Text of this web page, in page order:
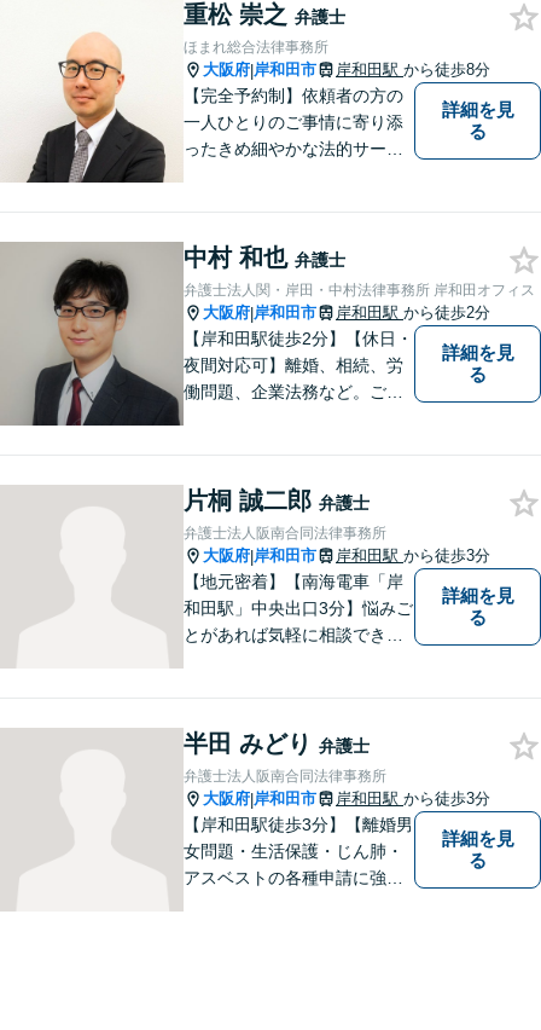
重松 崇之 弁護士
ほまれ総合法律事務所
大阪府|岸和田市 岸和田駅 から徒歩8分
【完全予約制】依頼者の方の
一人ひとりのご事情に寄り添
ったきめ細やかな法的サービ
分無料です。
詳細を見
る
中村 和也 弁護士
弁護士法人関・岸田・中村法律事務所 岸和田オフィス
大阪府|岸和田市 岸和田駅 から徒歩2分
【岸和田駅徒歩2分】【休日・
夜間対応可】離婚、相続、労
働問題、企業法務など。ご依
はお一人で抱えず、ぜひ弁護
士へご相談ください【完全個
室】
詳細を見
る
片桐 誠二郎 弁護士
弁護士法人阪南合同法律事務所
大阪府|岸和田市 岸和田駅 から徒歩3分
【地元密着】【南海電車「岸
和田駅」中央出口3分】悩みご
とがあれば気軽に相談でき
てもらうように、どうぞお気
軽にご相談ください。
詳細を見
る
半田 みどり 弁護士
弁護士法人阪南合同法律事務所
大阪府|岸和田市 岸和田駅 から徒歩3分
【岸和田駅徒歩3分】【離婚男
女問題・生活保護・じん肺・
アスベストの各種申請に強
詳細を見
る